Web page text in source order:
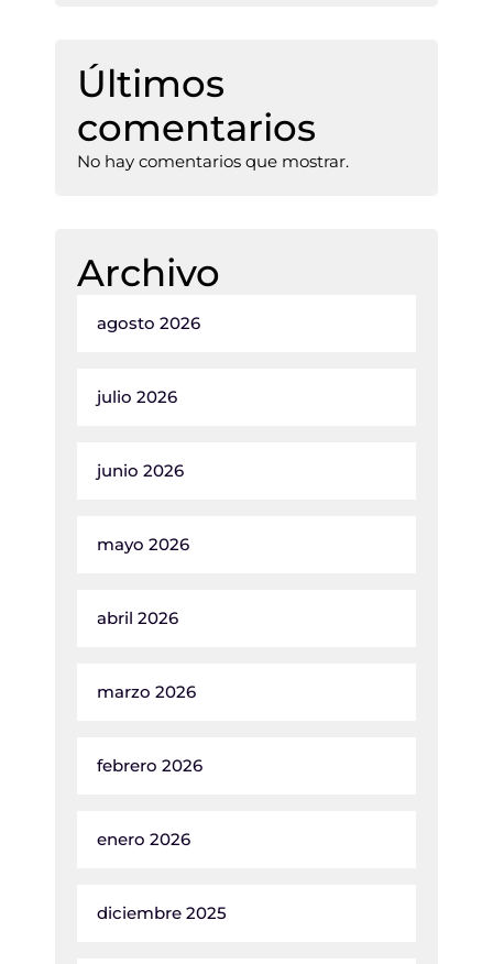
Últimos
comentarios
No hay comentarios que mostrar.
Archivo
agosto 2026
julio 2026
junio 2026
mayo 2026
abril 2026
marzo 2026
febrero 2026
enero 2026
diciembre 2025